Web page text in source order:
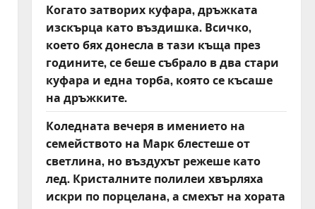
Когато затворих куфара, дръжката
изскърца като въздишка. Всичко,
което бях донесла в тази къща през
годините, се беше събрало в два стари
куфара и една торба, която се късаше
на дръжките.
Коледната вечеря в имението на
семейството на Марк блестеше от
светлина, но въздухът режеше като
лед. Кристалните полилеи хвърляха
искри по порцелана, а смехът на хората